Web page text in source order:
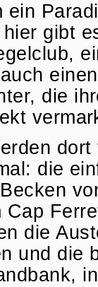
ein
gibt
die
die
Cap
die
und die